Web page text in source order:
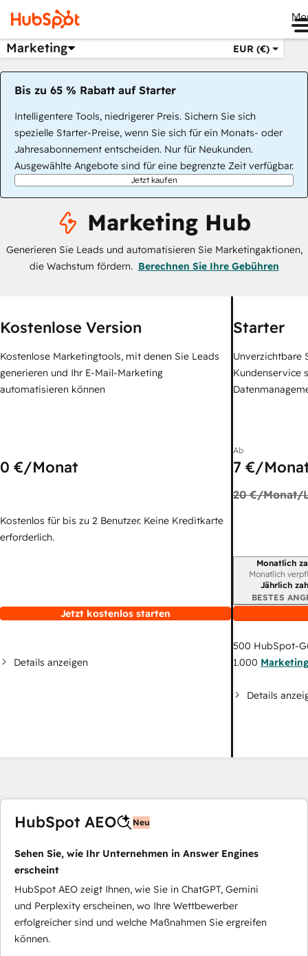
Marketing EUR (€)
Bis zu 65 % Rabatt auf Starter
Intelligentere Tools, niedrigerer Preis. Sichern Sie sich
spezielle Starter-Preise, wenn Sie sich für ein Monats- oder
Jahresabonnement entscheiden. Nur für Neukunden.
Ausgewählte Angebote sind für eine begrenzte Zeit verfügbar.
Jetzt kaufen
Marketing Hub
Generieren Sie Leads und automatisieren Sie Marketingaktionen,
die Wachstum fördern. Berechnen Sie Ihre Gebühren
Kostenlose Version
Kostenlose Marketingtools, mit denen Sie Leads
generieren und Ihr E-Mail-Marketing
automatisieren können
0 €/Monat
Kostenlos für bis zu 2 Benutzer. Keine Kreditkarte
erforderlich.
Jetzt kostenlos starten
Details anzeigen
Starter
Unverzichtbare
Kundenservice
Ab
7 €/
20 €/Monat/
Monatlich
Monatlich
Jährlich
BESTES
500 HubSpot-
1.000
Details
HubSpot AEO Neu
Sehen Sie, wie Ihr Unternehmen in Answer Engines
erscheint
HubSpot AEO zeigt Ihnen, wie Sie in ChatGPT, Gemini
und Perplexity erscheinen, wo Ihre Wettbewerber
erfolgreicher sind und welche Maßnahmen Sie ergreifen
können.